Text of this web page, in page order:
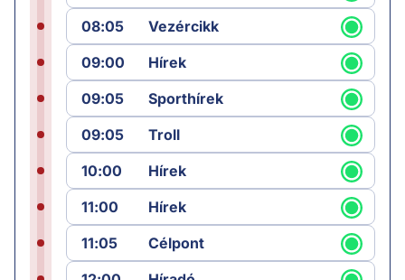
08:05
Vezércikk
09:00
Hírek
09:05
Sporthírek
09:05
Troll
10:00
Hírek
11:00
Hírek
11:05
Célpont